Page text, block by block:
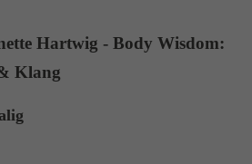
Hartwig - Body Wisdom:
Klang